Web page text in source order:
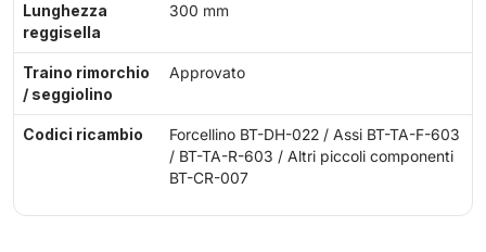
Lunghezza
reggisella
300 mm
Traino rimorchio
/ seggiolino
Approvato
Codici ricambio
Forcellino BT-DH-022 / Assi BT-TA-F-603
/ BT-TA-R-603 / Altri piccoli componenti
BT-CR-007